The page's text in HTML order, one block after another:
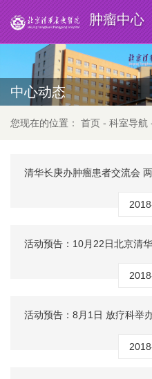
肿瘤中心
中心动态
您现在的位置： 首页 - 科室导航
清华长庚办肿瘤患者交流会
活动预告：10月22日北京清
活动预告：8月1日 放疗科举